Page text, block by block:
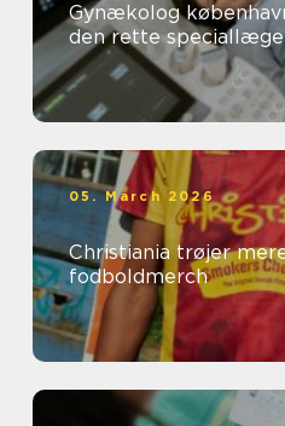
Gynækolog københavn sådan finder
den rette speciallæge
05. March 2026
Christiania trøjer mere end bare
fodboldmerch